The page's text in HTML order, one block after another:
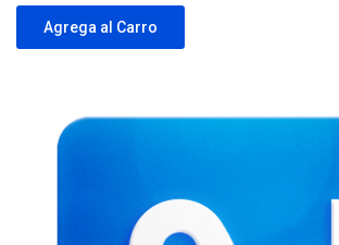
Agrega al Carro